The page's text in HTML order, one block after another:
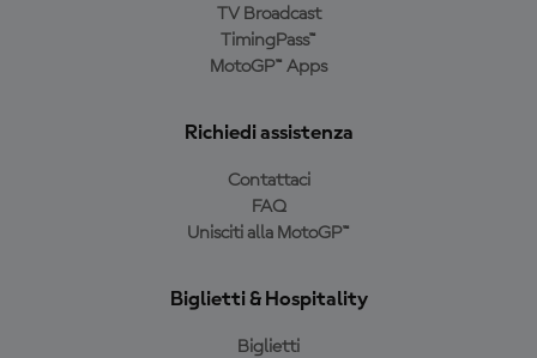
TV Broadcast
TimingPass™
MotoGP™ Apps
Richiedi assistenza
Contattaci
FAQ
Unisciti alla MotoGP™
Biglietti & Hospitality
Biglietti